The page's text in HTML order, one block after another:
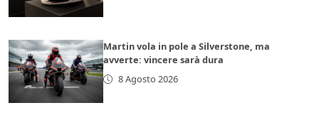
Martin vola in pole a Silverstone, ma
avverte: vincere sarà dura
8 Agosto 2026